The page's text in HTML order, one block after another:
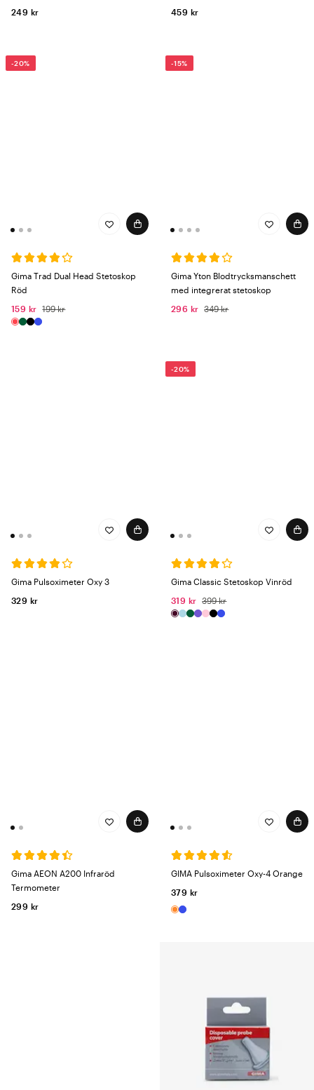
249 kr 459 kr
-20%
Gima Trad Dual Head Stetoskop
Röd
159 kr
199 kr
-15%
Gima Yton Blodtrycksmanschett
med integrerat stetoskop
296 kr
349 kr
Gima Pulsoximeter Oxy 3
329 kr
-20%
Gima Classic Stetoskop Vinröd
319 kr
399 kr
Gima AEON A200 Infraröd
Termometer
299 kr
GIMA Pulsoximeter Oxy-4 Orange
379 kr